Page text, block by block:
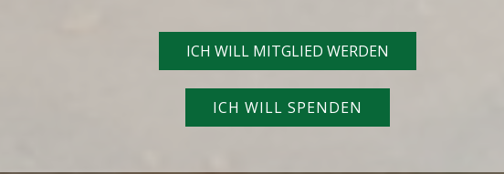
ICH WILL MITGLIED WERDEN
ICH WILL SPENDEN